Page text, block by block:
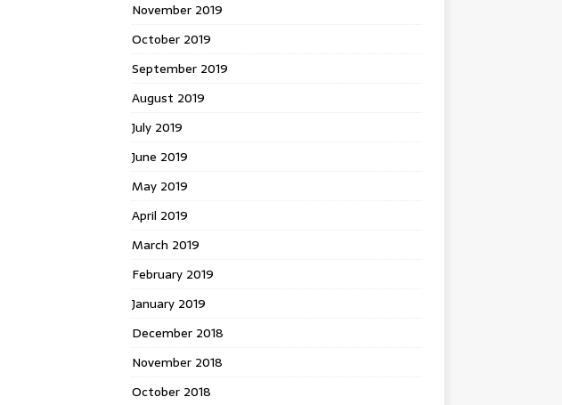
November 2019
October 2019
September 2019
August 2019
July 2019
June 2019
May 2019
April 2019
March 2019
February 2019
January 2019
December 2018
November 2018
October 2018